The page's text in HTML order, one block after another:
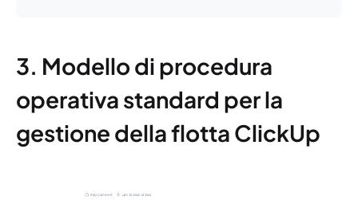
3. Modello di procedura
operativa standard per la
gestione della flotta ClickUp